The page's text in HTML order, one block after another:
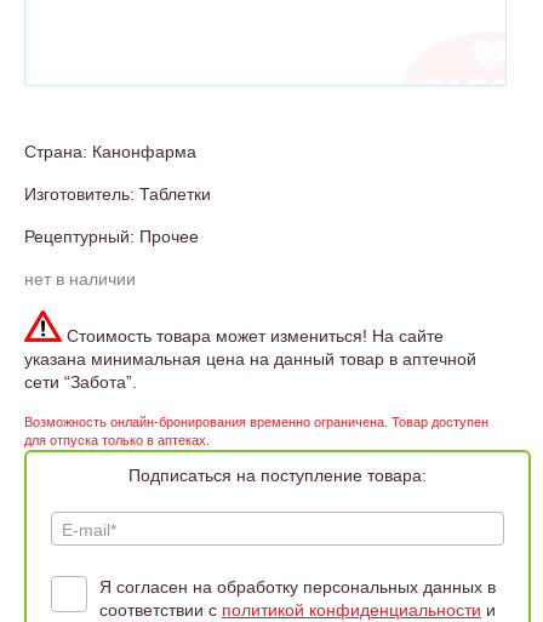
Страна: Канонфарма
Изготовитель: Таблетки
Рецептурный: Прочее
нет в наличии
Стоимость товара может измениться! На сайте
указана минимальная цена на данный товар в аптечной
сети “Забота”.
Возможность онлайн-бронирования временно ограничена. Товар доступен
для отпуска только в аптеках.
Подписаться на поступление товара:
E-mail*
Я согласен на обработку персональных данных в
соответствии с политикой конфиденциальности и